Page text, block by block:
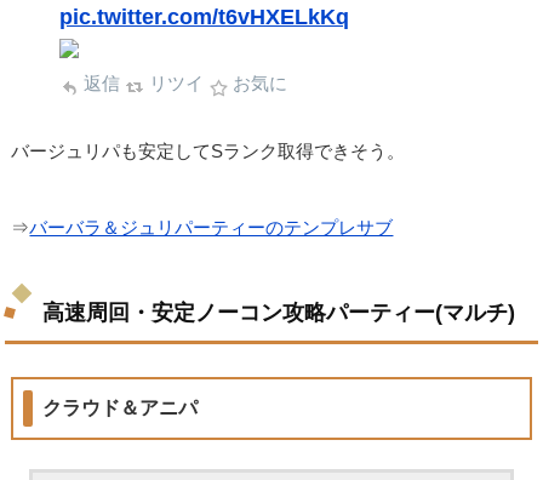
pic.twitter.com/t6vHXELkKq
返信 リツイ お気に
バージュリパも安定してSランク取得できそう。
⇒バーバラ＆ジュリパーティーのテンプレサブ
高速周回・安定ノーコン攻略パーティー(マルチ)
クラウド＆アニパ